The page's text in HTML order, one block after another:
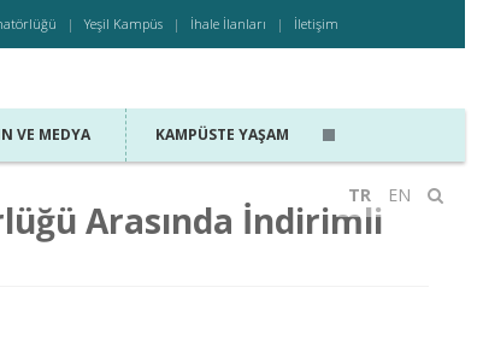
Yeşil Kampüs İhale İlanları İletişim
TR EN
VE MEDYA KAMPÜSTE YAŞAM
Arasında İndirimli